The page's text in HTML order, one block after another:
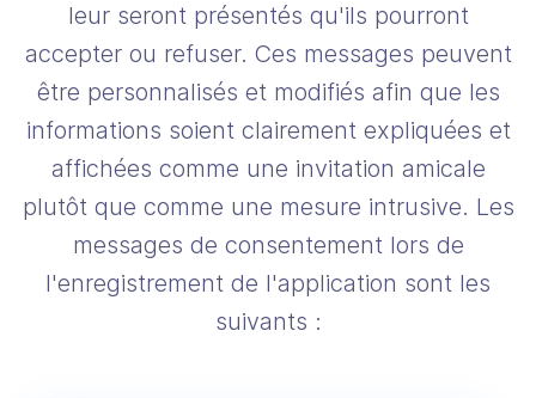
leur seront présentés qu'ils pourront
accepter ou refuser. Ces messages peuvent
être personnalisés et modifiés afin que les
informations soient clairement expliquées et
affichées comme une invitation amicale
plutôt que comme une mesure intrusive. Les
messages de consentement lors de
l'enregistrement de l'application sont les
suivants :